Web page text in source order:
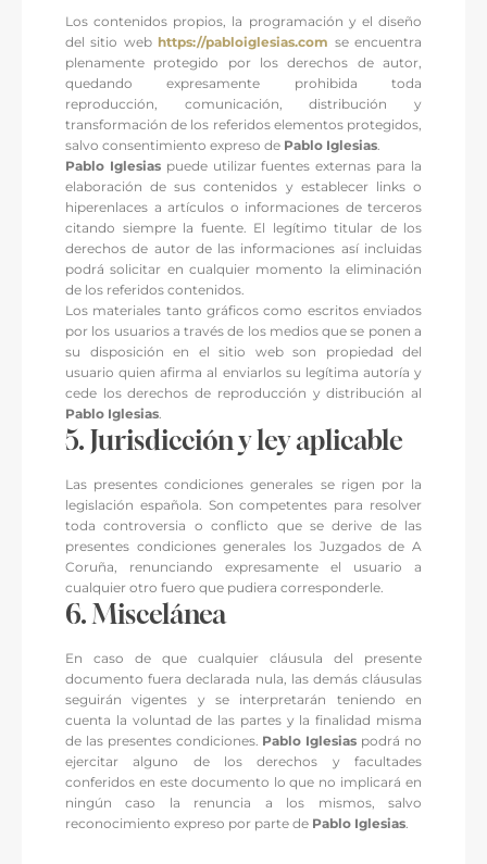
Los contenidos propios, la programación y el diseño
del sitio web https://pabloiglesias.com se encuentra
plenamente protegido por los derechos de autor,
quedando expresamente prohibida toda
reproducción, comunicación, distribución y
transformación de los referidos elementos protegidos,
salvo consentimiento expreso de Pablo Iglesias.
Pablo Iglesiaspuede utilizar fuentes externas para la
elaboración de sus contenidos y establecer links o
hiperenlaces a artículos o informaciones de terceros
citando siempre la fuente. El legítimo titular de los
derechos de autor de las informaciones así incluidas
podrá solicitar en cualquier momento la eliminación
de los referidos contenidos.
Los materiales tanto gráficos como escritos enviados
por los usuarios a través de los medios que se ponen a
su disposición en el sitio web son propiedad del
usuario quien afirma al enviarlos su legítima autoría y
cede los derechos de reproducción y distribución al
Pablo Iglesias.
5. Jurisdicción y ley aplicable
Las presentes condiciones generales se rigen por la
legislación española. Son competentes para resolver
toda controversia o conflicto que se derive de las
presentes condiciones generales los Juzgados de A
Coruña, renunciando expresamente el usuario a
cualquier otro fuero que pudiera corresponderle.
6. Miscelánea
En caso de que cualquier cláusula del presente
documento fuera declarada nula, las demás cláusulas
seguirán vigentes y se interpretarán teniendo en
cuenta la voluntad de las partes y la finalidad misma
de las presentes condiciones. Pablo Iglesias podrá no
ejercitar alguno de los derechos y facultades
conferidos en este documento lo que no implicará en
ningún caso la renuncia a los mismos, salvo
reconocimiento expreso por parte de Pablo Iglesias.